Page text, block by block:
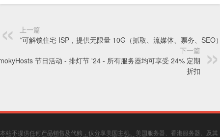
上一篇
*可解锁住宅 ISP，提供无限量 10G（抓取、流媒体、票务、SEO
下一篇
节日活动 - 排灯节 '24 - 所有服务器均可享受 24% 定期
折扣
本站不提供任何产品销售及代购，仅分享美国主机、美国服务器、香港服务器、及其